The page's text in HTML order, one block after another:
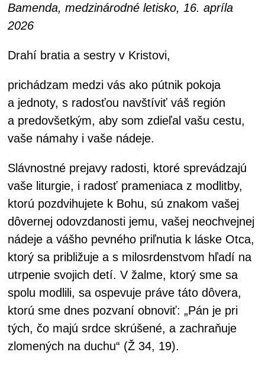
Bamenda, medzinárodné letisko, 16. apríla
2026
Drahí bratia a sestry v Kristovi,
prichádzam medzi vás ako pútnik pokoja
a jednoty, s radosťou navštíviť váš región
a predovšetkým, aby som zdieľal vašu cestu,
vaše námahy i vaše nádeje.
Slávnostné prejavy radosti, ktoré sprevádzajú
vaše liturgie, i radosť prameniaca z modlitby,
ktorú pozdvihujete k Bohu, sú znakom vašej
dôvernej odovzdanosti jemu, vašej neochvejnej
nádeje a vášho pevného priľnutia k láske Otca,
ktorý sa približuje a s milosrdenstvom hľadí na
utrpenie svojich detí. V žalme, ktorý sme sa
spolu modlili, sa ospevuje práve táto dôvera,
ktorú sme dnes pozvaní obnoviť: „Pán je pri
tých, čo majú srdce skrúšené, a zachraňuje
zlomených na duchu“ (Ž 34, 19).